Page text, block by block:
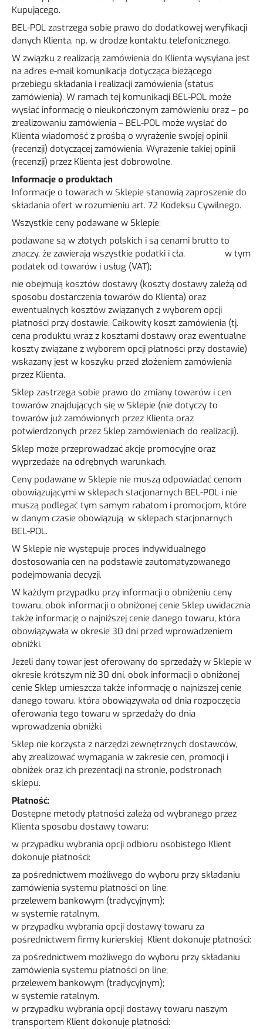
Kupującego.
BEL-POL zastrzega sobie prawo do dodatkowej weryfikacji
danych Klienta, np. w drodze kontaktu telefonicznego.
W związku z realizacją zamówienia do Klienta wysyłana jest
na adres e-mail komunikacja dotycząca bieżącego
przebiegu składania i realizacji zamówienia (status
zamówienia). W ramach tej komunikacji BEL-POL może
wysłać informację o nieukończonym zamówieniu oraz – po
zrealizowaniu zamówienia – BEL-POL może wysłać do
Klienta wiadomość z prośbą o wyrażenie swojej opinii
(recenzji) dotyczącej zamówienia. Wyrażenie takiej opinii
(recenzji) przez Klienta jest dobrowolne.
Informacje o produktach
Informacje o towarach w Sklepie stanowią zaproszenie do
składania ofert w rozumieniu art. 72 Kodeksu Cywilnego.
Wszystkie ceny podawane w Sklepie:
podawane są w złotych polskich i są cenami brutto to
znaczy, że zawierają wszystkie podatki i cła, w tym
podatek od towarów i usług (VAT);
nie obejmują kosztów dostawy (koszty dostawy zależą od
sposobu dostarczenia towarów do Klienta) oraz
ewentualnych kosztów związanych z wyborem opcji
płatności przy dostawie. Całkowity koszt zamówienia (tj.
cena produktu wraz z kosztami dostawy oraz ewentualne
koszty związane z wyborem opcji płatności przy dostawie)
wskazany jest w koszyku przed złożeniem zamówienia
przez Klienta.
Sklep zastrzega sobie prawo do zmiany towarów i cen
towarów znajdujących się w Sklepie (nie dotyczy to
towarów już zamówionych przez Klienta oraz
potwierdzonych przez Sklep zamówieniach do realizacji).
Sklep może przeprowadzać akcje promocyjne oraz
wyprzedaże na odrębnych warunkach.
Ceny podawane w Sklepie nie muszą odpowiadać cenom
obowiązującymi w sklepach stacjonarnych BEL-POL i nie
muszą podlegać tym samym rabatom i promocjom, które
w danym czasie obowiązują w sklepach stacjonarnych
BEL-POL.
W Sklepie nie występuje proces indywidualnego
dostosowania cen na podstawie zautomatyzowanego
podejmowania decyzji.
W każdym przypadku przy informacji o obniżeniu ceny
towaru, obok informacji o obniżonej cenie Sklep uwidacznia
także informację o najniższej cenie danego towaru, która
obowiązywała w okresie 30 dni przed wprowadzeniem
obniżki.
Jeżeli dany towar jest oferowany do sprzedaży w Sklepie w
okresie krótszym niż 30 dni, obok informacji o obniżonej
cenie Sklep umieszcza także informację o najniższej cenie
danego towaru, która obowiązywała od dnia rozpoczęcia
oferowania tego towaru w sprzedaży do dnia
wprowadzenia obniżki.
Sklep nie korzysta z narzędzi zewnętrznych dostawców,
aby zrealizować wymagania w zakresie cen, promocji i
obniżek oraz ich prezentacji na stronie, podstronach
sklepu.
Płatność:
Dostępne metody płatności zależą od wybranego przez
Klienta sposobu dostawy towaru:
w przypadku wybrania opcji odbioru osobistego Klient
dokonuje płatności:
za pośrednictwem możliwego do wyboru przy składaniu
zamówienia systemu płatności on line;
przelewem bankowym (tradycyjnym);
w systemie ratalnym.
w przypadku wybrania opcji dostawy towaru za
pośrednictwem firmy kurierskiej Klient dokonuje płatności:
za pośrednictwem możliwego do wyboru przy składaniu
zamówienia systemu płatności on line;
przelewem bankowym (tradycyjnym);
w systemie ratalnym.
w przypadku wybrania opcji dostawy towaru naszym
transportem Klient dokonuje płatności: